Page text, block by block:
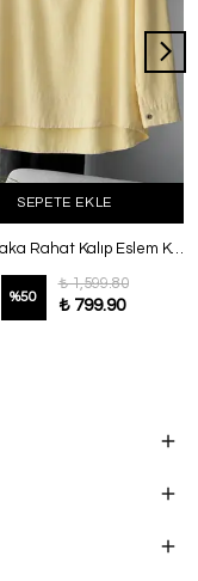
SEPETE EKLE
Polo V Yaka Rahat Kalıp Eslem Keten Bluz Sarı
%50
₺ 1,599.80
₺ 799.90